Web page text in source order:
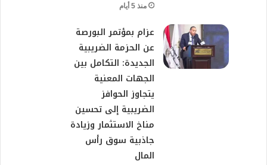
منذ 5 أيام
عزام بمؤتمر البورصة
عن الحزمة الضريبية
الجديدة: التكامل بين
الجهات المعنية
يتجاوز الحوافز
الضريبية إلى تحسين
مناخ الاستثمار وزيادة
جاذبية سوق رأس
المال